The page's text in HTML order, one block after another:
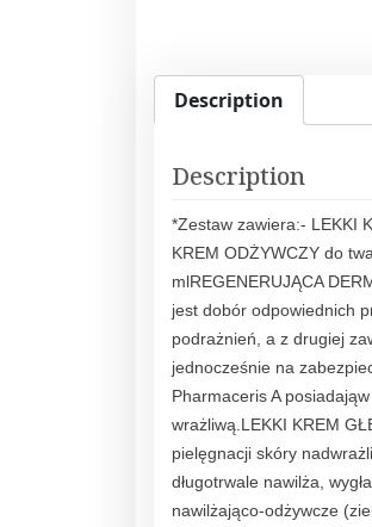
Description
Description
*Zestaw zawiera:- LEKKI
KREM ODŻYWCZY do
mlREGENERUJĄCA
jest dobór odpowiednich
podrażnień, a z drugiej
jednocześnie na
Pharmaceris A
wrażliwą.LEKKI KREM
pielęgnacji skóry
długotrwale nawilża,
nawilżająco-odżywcze